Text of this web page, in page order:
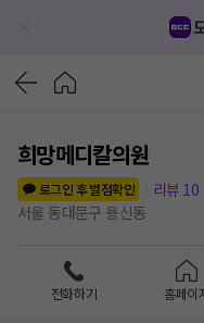
희망메디칼의원
로그인 후 별점확인
리뷰 10
서울 동대문구 용신동
전화하기 홈페이